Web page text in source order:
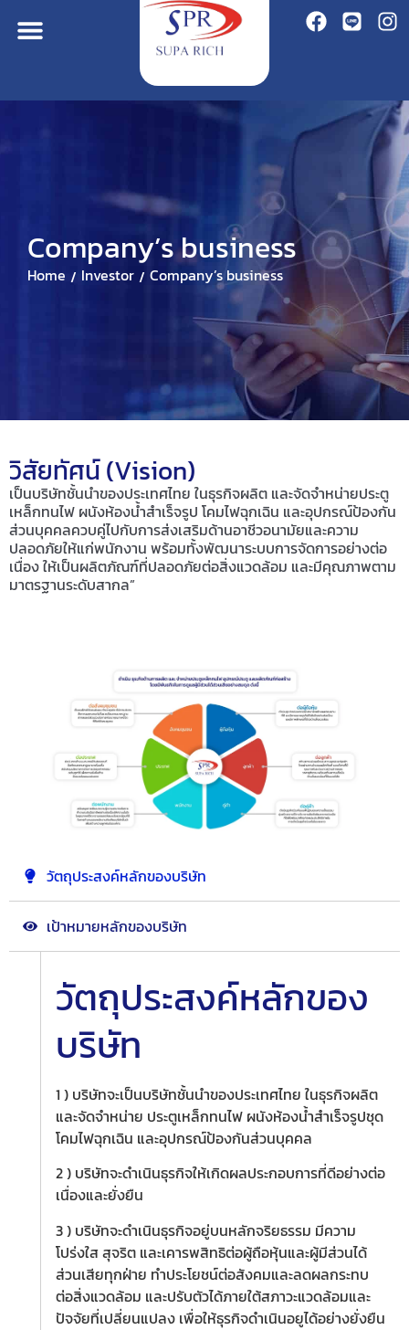
Company’s business
Home / Investor / Company’s business
วิสัยทัศน์ (Vision)
เป็นบริษัทชั้นนำของประเทศไทย ในธุรกิจผลิต และจัดจำหน่ายประตู
เหล็กทนไฟ ผนังห้องน้ำสำเร็จรูป โคมไฟฉุกเฉิน และอุปกรณ์ป้องกัน
ส่วนบุคคลควบคู่ไปกับการส่งเสริมด้านอาชีวอนามัยและความ
ปลอดภัยให้แก่พนักงาน พร้อมทั้งพัฒนาระบบการจัดการอย่างต่อ
เนื่อง ให้เป็นผลิตภัณฑ์ที่ปลอดภัยต่อสิ่งแวดล้อม และมีคุณภาพตาม
มาตรฐานระดับสากล”
วัตถุประสงค์หลักของบริษัท
เป้าหมายหลักของบริษัท
วัตถุประสงค์หลักของ
บริษัท
1 ) บริษัทจะเป็นบริษัทชั้นนำของประเทศไทย ในธุรกิจผลิต
และจัดจำหน่าย ประตูเหล็กทนไฟ ผนังห้องน้ำสำเร็จรูปชุด
โคมไฟฉุกเฉิน และอุปกรณ์ป้องกันส่วนบุคคล
2 ) บริษัทจะดำเนินธุรกิจให้เกิดผลประกอบการที่ดีอย่างต่อ
เนื่องและยั่งยืน
3 ) บริษัทจะดำเนินธุรกิจอยู่บนหลักจริยธรรม มีความ
โปร่งใส สุจริต และเคารพสิทธิต่อผู้ถือหุ้นและผู้มีส่วนได้
ส่วนเสียทุกฝ่าย ทำประโยชน์ต่อสังคมและลดผลกระทบ
ต่อสิ่งแวดล้อม และปรับตัวได้ภายใต้สภาวะแวดล้อมและ
ปัจจัยที่เปลี่ยนแปลง เพื่อให้ธุรกิจดำเนินอยูได้อย่างยั่งยืน